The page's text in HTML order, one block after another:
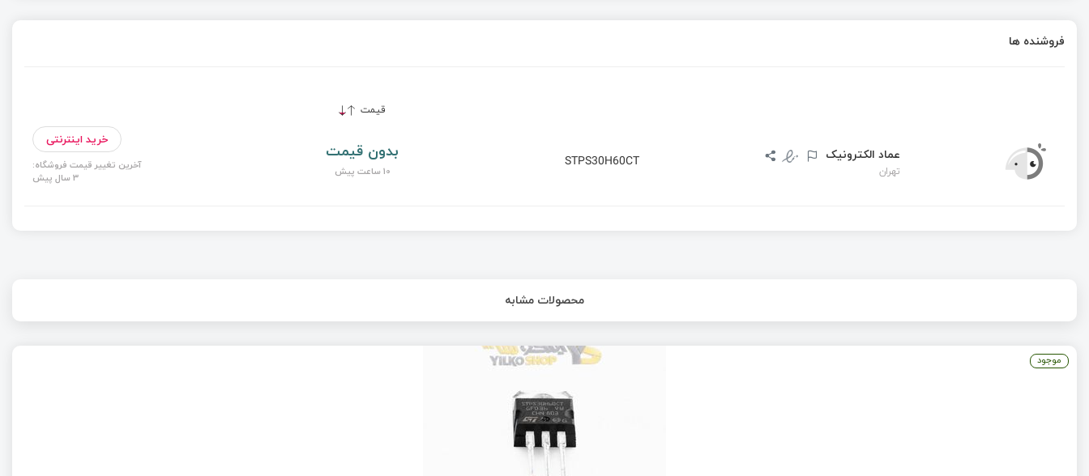
فروشنده ها
قیمت
عماد الکترونیک
تهران
STPS30H60CT بدون قیمت
10 ساعت پیش
خرید اینترنتی
آخرین تغییر قیمت فروشگاه:
3 سال پیش
محصولات مشابه
موجود